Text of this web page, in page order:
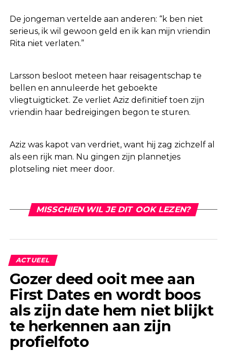
De jongeman vertelde aan anderen: “k ben niet
serieus, ik wil gewoon geld en ik kan mijn vriendin
Rita niet verlaten.”
Larsson besloot meteen haar reisagentschap te
bellen en annuleerde het geboekte
vliegtuigticket. Ze verliet Aziz definitief toen zijn
vriendin haar bedreigingen begon te sturen.
Aziz was kapot van verdriet, want hij zag zichzelf al
als een rijk man. Nu gingen zijn plannetjes
plotseling niet meer door.
MISSCHIEN WIL JE DIT OOK LEZEN?
ACTUEEL
Gozer deed ooit mee aan
First Dates en wordt boos
als zijn date hem niet blijkt
te herkennen aan zijn
profielfoto